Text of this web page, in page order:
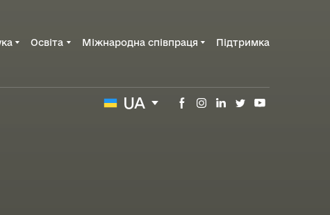
Освіта Міжнародна співпраця Підтримка
UA